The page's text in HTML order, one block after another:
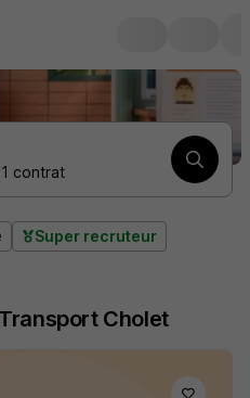
contrat
Super recruteur
Transport Cholet